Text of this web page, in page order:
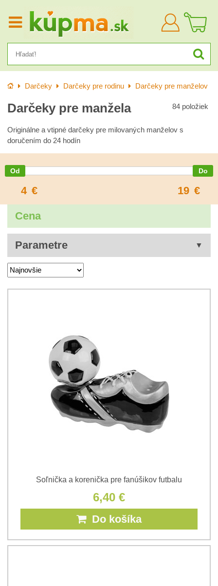
Prihlásiť
sa
Úvod Darčeky Darčeky pre rodinu Darčeky pre manželov
Darčeky pre manžela 84 položiek
Originálne a vtipné darčeky pre milovaných manželov s
doručením do 24 hodín
4 € 19 €
Cena
Parametre
Soľnička a korenička pre fanúšikov futbalu
6,40 €
Do košíka